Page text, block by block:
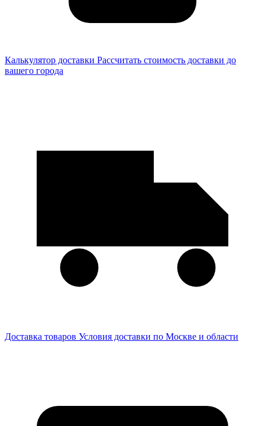
Калькулятор доставки Рассчитать стоимость доставки до
вашего города
Доставка товаров Условия доставки по Москве и области